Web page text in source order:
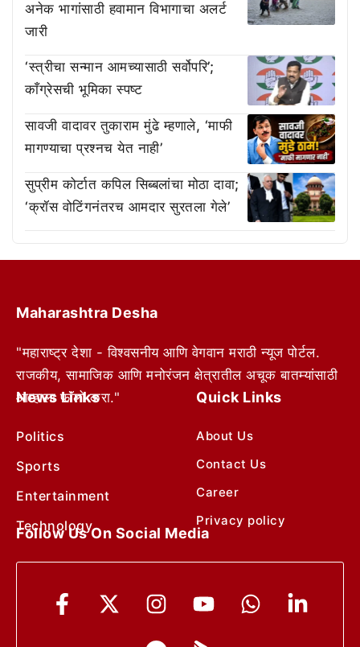
अनेक भागांसाठी हवामान विभागाचा अलर्ट
जारी
‘स्त्रीचा सन्मान आमच्यासाठी सर्वोपरि’;
काँग्रेसची भूमिका स्पष्ट
सावजी वादावर तुकाराम मुंढे म्हणाले, ‘माफी
मागण्याचा प्रश्नच येत नाही’
सुप्रीम कोर्टात कपिल सिब्बलांचा मोठा दावा;
‘क्रॉस वोटिंगनंतरच आमदार सुरतला गेले’
Maharashtra Desha
"महाराष्ट्र देशा - विश्वसनीय आणि वेगवान मराठी न्यूज पोर्टल.
राजकीय, सामाजिक आणि मनोरंजन क्षेत्रातील अचूक बातम्यांसाठी
आम्हाला फॉलो करा."
News Links
Politics
Sports
Entertainment
Technology
Quick Links
About Us
Contact Us
Career
Privacy policy
Follow Us On Social Media